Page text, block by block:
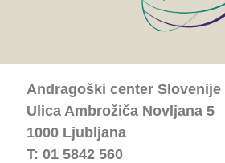
Andragoški center Slovenije
Ulica Ambrožiča Novljana 5
1000 Ljubljana
T: 01 5842 560